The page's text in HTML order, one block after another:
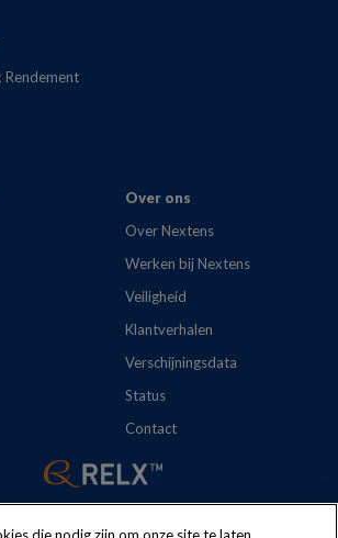
Rendement
Over ons
Over Nextens
Werken bij Nextens
Veiligheid
Klantverhalen
Verschijningsdata
Status
Contact